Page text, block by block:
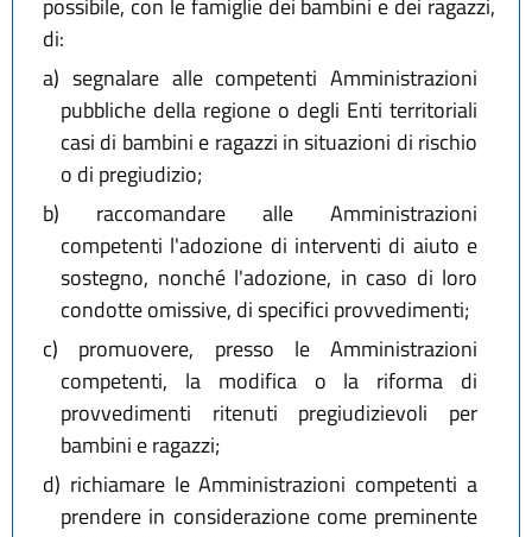
possibile, con le famiglie dei bambini e dei ragazzi,
di:
a) segnalare alle competenti Amministrazioni
pubbliche della regione o degli Enti territoriali
casi di bambini e ragazzi in situazioni di rischio
o di pregiudizio;
b) raccomandare alle Amministrazioni
competenti l'adozione di interventi di aiuto e
sostegno, nonché l'adozione, in caso di loro
condotte omissive, di specifici provvedimenti;
c) promuovere, presso le Amministrazioni
competenti, la modifica o la riforma di
provvedimenti ritenuti pregiudizievoli per
bambini e ragazzi;
d) richiamare le Amministrazioni competenti a
prendere in considerazione come preminente